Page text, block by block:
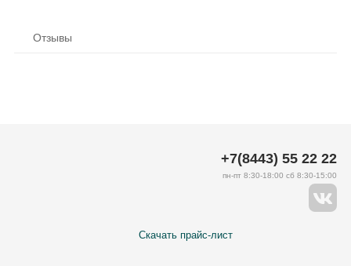
Отзывы
Скачать прайс-лист
+7(8443) 55 22 22
пн-пт 8:30-18:00 сб 8:30-15:00